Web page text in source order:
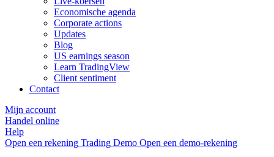
Economische agenda
Corporate actions
Updates
Blog
US earnings season
Learn TradingView
Client sentiment
Contact
Mijn account
Handel online
Help
Open een rekening Trading Demo Open een demo-rekening